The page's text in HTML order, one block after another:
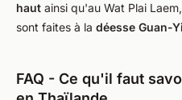
haut ainsi qu'au Wat Plai
sont faites à la déesse Guan-
FAQ - Ce qu'il faut